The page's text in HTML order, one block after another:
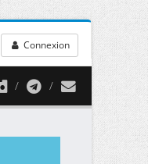
Connexion